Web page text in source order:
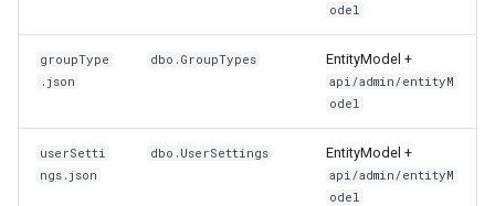
odel
groupType
.json
dbo.GroupTypes EntityModel +
api/admin/entityM
odel
userSetti
ngs.json
dbo.UserSettings EntityModel +
api/admin/entityM
odel